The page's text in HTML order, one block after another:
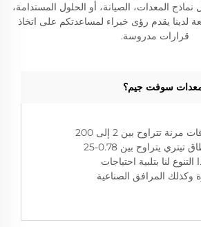
المعدات، الصيانة، أو الحلول المستدامة،
لدينا يقدم رؤى خبراء لمساعدتكم على اتخاذ
قرارات مدروسة.
معدات سوفت جيم؟
تدعم معداتنا طاقات مرنة تتراوح بين 2 إلى 200
طن يوميًا، مع نطاق تيتري يتراوح بين 0.78-25
لنا بتلبية احتياجات
وكذلك المرافق الصناعية